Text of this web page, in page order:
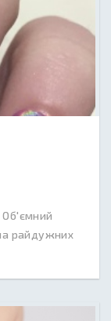
Об'ємний
райдужних